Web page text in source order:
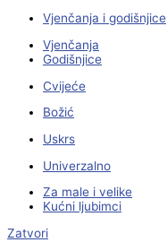
Vjenčanja i godišnjice
Vjenčanja
Godišnjice
Cvijeće
Božić
Uskrs
Univerzalno
Za male i velike
Kućni ljubimci
Zatvori